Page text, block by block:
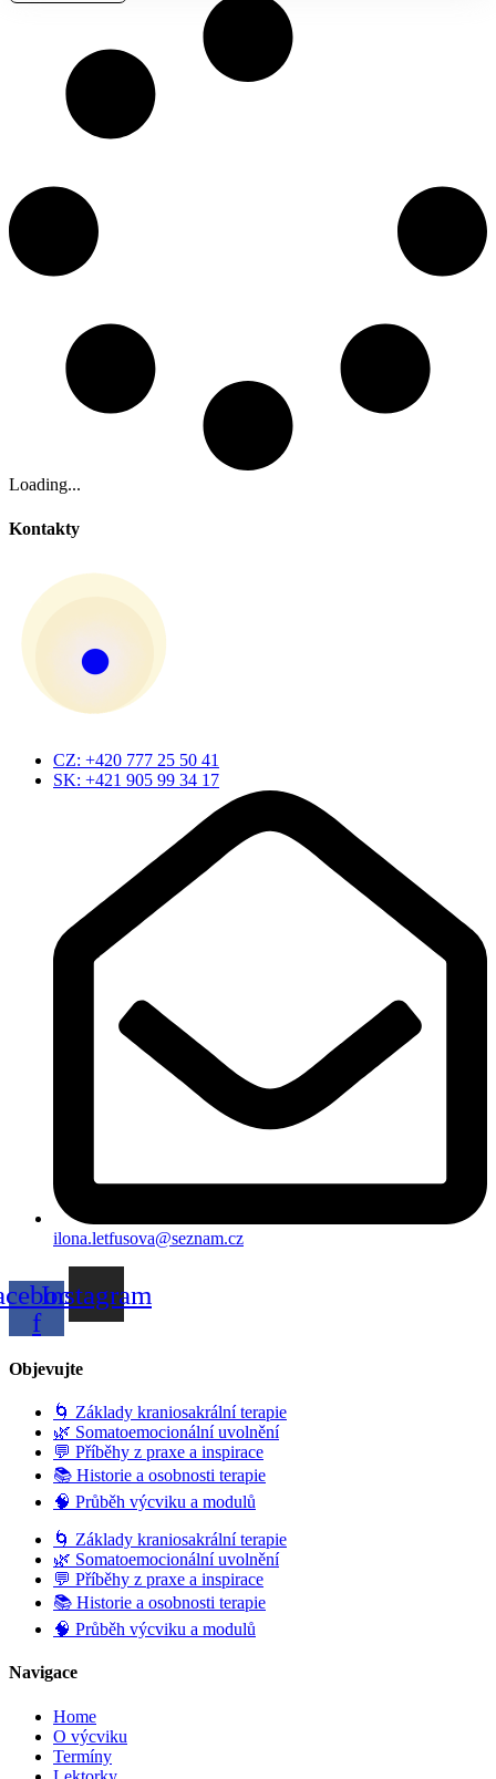
Loading...
Kontakty
CZ: +420 777 25 50 41
SK: +421 905 99 34 17
ilona.letfusova@seznam.cz
f
Instagram
Objevujte
🌀 Základy kraniosakrální terapie
🌿 Somatoemocionální uvolnění
💬 Příběhy z praxe a inspirace
📚 Historie a osobnosti terapie
🧠 Průběh výcviku a modulů
🌀 Základy kraniosakrální terapie
🌿 Somatoemocionální uvolnění
💬 Příběhy z praxe a inspirace
📚 Historie a osobnosti terapie
🧠 Průběh výcviku a modulů
Navigace
Home
O výcviku
Termíny